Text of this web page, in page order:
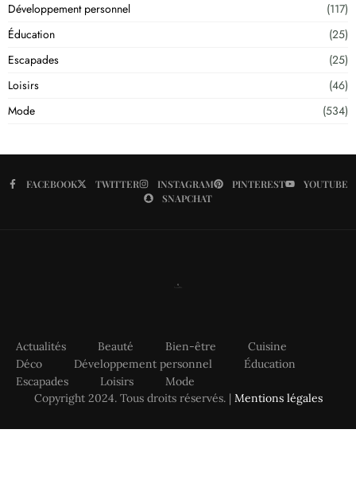
Développement personnel
(117)
Éducation
(25)
Escapades
(25)
Loisirs
(46)
Mode
(534)
FACEBOOK TWITTER INSTAGRAM PINTEREST
YOUTUBE
SNAPCHAT
Actualités Beauté Bien-être
Cuisine
Déco
Développement personnel
Éducation
Escapades
Loisirs
Mode
Copyright 2024. Tous droits réservés. | Mentions légales